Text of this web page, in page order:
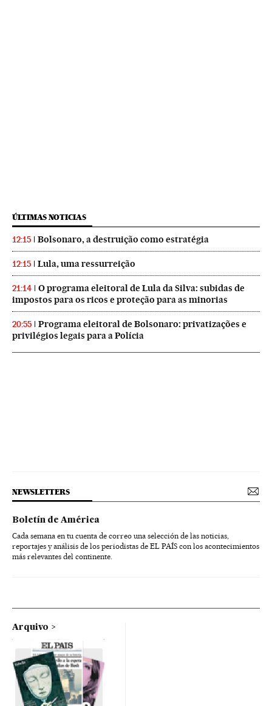
ÚLTIMAS NOTICIAS
12:15 Bolsonaro, a destruição como estratégia
12:15 Lula, uma ressurreição
21:14
O programa eleitoral de Lula da Silva: subidas de
impostos para os ricos e proteção para as minorias
20:55
Programa eleitoral de Bolsonaro: privatizações e
privilégios legais para a Polícia
NEWSLETTERS
Boletín de América
Cada semana en tu cuenta de correo una selección de las noticias,
reportajes y análisis de los periodistas de EL PAÍS con los acontecimientos
más relevantes del continente.
Arquivo